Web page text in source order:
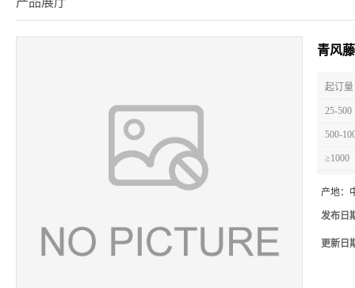
青风
起订
25-500
500-
≥1000
产地：
发布日
更新日